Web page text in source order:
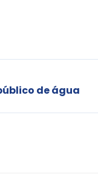
de água